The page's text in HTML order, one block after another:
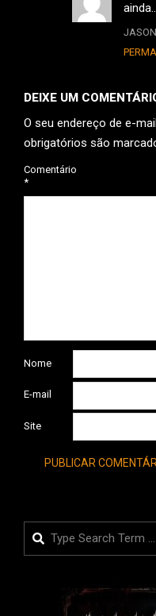
JASON
DEIXE UM
O seu endereço de e-
obrigatórios são
Comentário
*
Nome
E-mail
Site